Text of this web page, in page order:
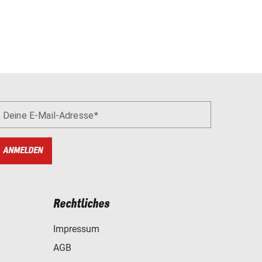
Deine E-Mail-Adresse
ANMELDEN
Rechtliches
Impressum
AGB